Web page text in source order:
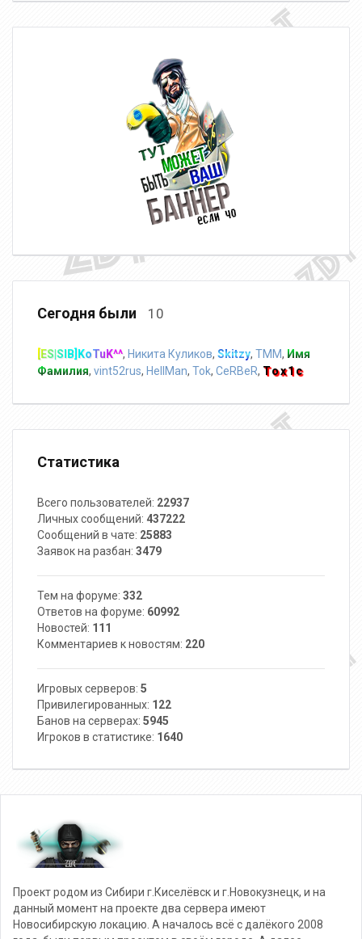
Сегодня были 10
[ES|SIB]KoTuK^^, Никита Куликов, Skitzy, TMM, Имя
Фамилия, vint52rus, HellMan, Tok, CeRBeR, Tox1c
Статистика
Всего пользователей: 22937
Личных сообщений: 437222
Сообщений в чате: 25883
Заявок на разбан: 3479
Тем на форуме: 332
Ответов на форуме: 60992
Новостей: 111
Комментариев к новостям: 220
Игровых серверов: 5
Привилегированных: 122
Банов на серверах: 5945
Игроков в статистике: 1640
Проект родом из Сибири г.Киселёвск и г.Новокузнецк, и на
данный момент на проекте два сервера имеют
Новосибирскую локацию. А началось всё с далёкого 2008